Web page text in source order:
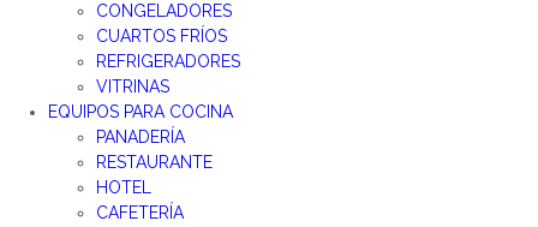
CONGELADORES
CUARTOS FRÍOS
REFRIGERADORES
VITRINAS
EQUIPOS PARA COCINA
PANADERÍA
RESTAURANTE
HOTEL
CAFETERÍA